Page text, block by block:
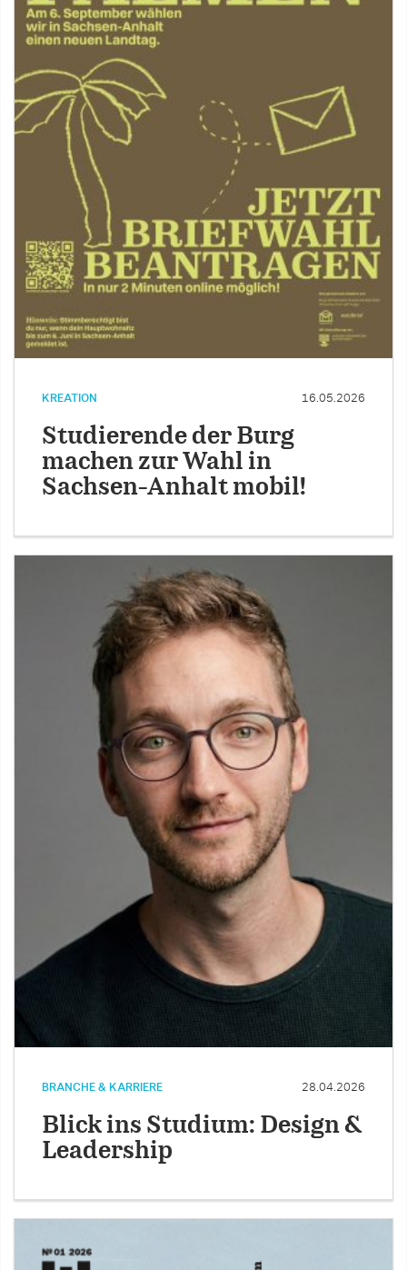
KREATION 16.05.2026
Studierende der Burg
machen zur Wahl in
Sachsen-Anhalt mobil!
BRANCHE & KARRIERE 28.04.2026
Blick ins Studium: Design &
Leadership